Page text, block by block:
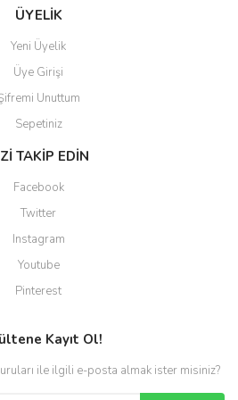
ÜYELİK
Yeni Üyelik
Üye Girişi
Unuttum
Sepetiniz
TAKİP EDİN
Facebook
Twitter
Instagram
Youtube
Pinterest
Kayıt Ol!
ile ilgili e-posta almak ister misiniz?